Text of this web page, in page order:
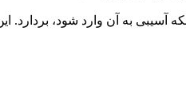
آسیبی به آن وارد شود،